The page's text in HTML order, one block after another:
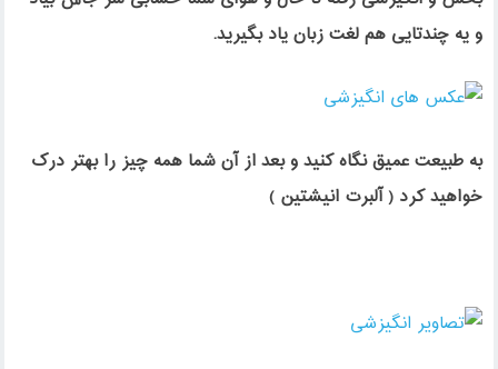
و یه چندتایی هم لغت زبان یاد بگیرید.
به طبیعت عمیق نگاه کنید و بعد از آن شما همه چیز را بهتر درک
خواهید کرد ( آلبرت انیشتین )